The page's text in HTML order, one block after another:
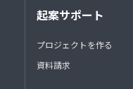
起案サポート
プロジェクトを作る
資料請求